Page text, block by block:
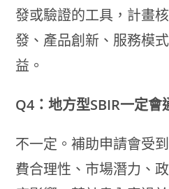
發或驗證的工具，計畫
發、產品創新、服務模
益。
Q4：地方型SBIR一定會
不一定。補助申請會受
費合理性、市場潛力、